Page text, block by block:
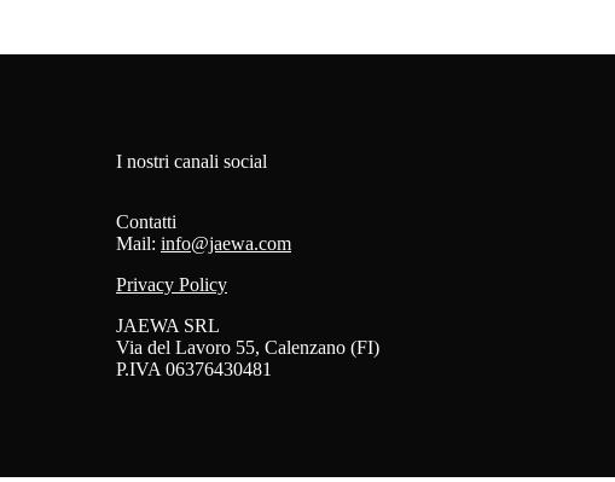
I nostri canali social
Contatti
Mail: info@jaewa.com
Privacy Policy
JAEWA SRL
Via del Lavoro 55, Calenzano (FI)
P.IVA 06376430481